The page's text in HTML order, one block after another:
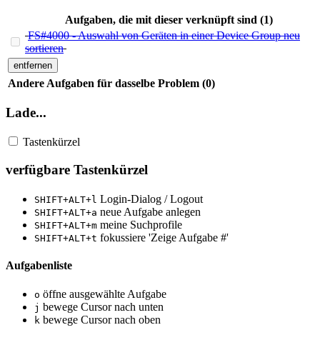
Aufgaben, die mit dieser verknüpft sind (1)
FS#4000 - Auswahl von Geräten in einer Device Group neu
sortieren
entfernen
Andere Aufgaben für dasselbe Problem (0)
Lade...
Tastenkürzel
verfügbare Tastenkürzel
SHIFT+ALT+l Login-Dialog / Logout
SHIFT+ALT+a neue Aufgabe anlegen
SHIFT+ALT+m meine Suchprofile
SHIFT+ALT+t fokussiere 'Zeige Aufgabe #'
Aufgabenliste
o öffne ausgewählte Aufgabe
j bewege Cursor nach unten
k bewege Cursor nach oben